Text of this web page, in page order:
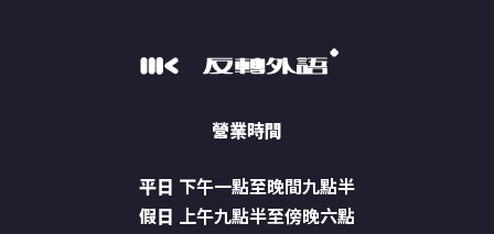
營業時間
平日 下午一點至晚間九點半
假日 上午九點半至傍晚六點